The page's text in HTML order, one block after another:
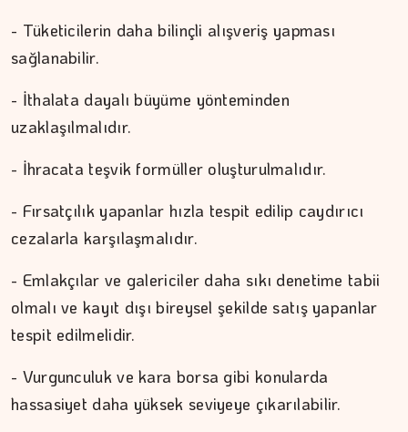
- Tüketicilerin daha bilinçli alışveriş yapması
sağlanabilir.
- İthalata dayalı büyüme yönteminden
uzaklaşılmalıdır.
- İhracata teşvik formüller oluşturulmalıdır.
- Fırsatçılık yapanlar hızla tespit edilip caydırıcı
cezalarla karşılaşmalıdır.
- Emlakçılar ve galericiler daha sıkı denetime tabii
olmalı ve kayıt dışı bireysel şekilde satış yapanlar
tespit edilmelidir.
- Vurgunculuk ve kara borsa gibi konularda
hassasiyet daha yüksek seviyeye çıkarılabilir.
İPEK KOCAMAN
Kitap kafenin rafları arasında…